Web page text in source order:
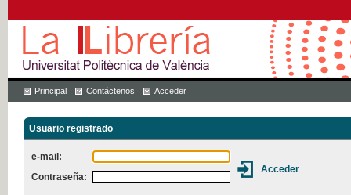
Principal Contáctenos Acceder
Usuario registrado
e-mail:
Contraseña: